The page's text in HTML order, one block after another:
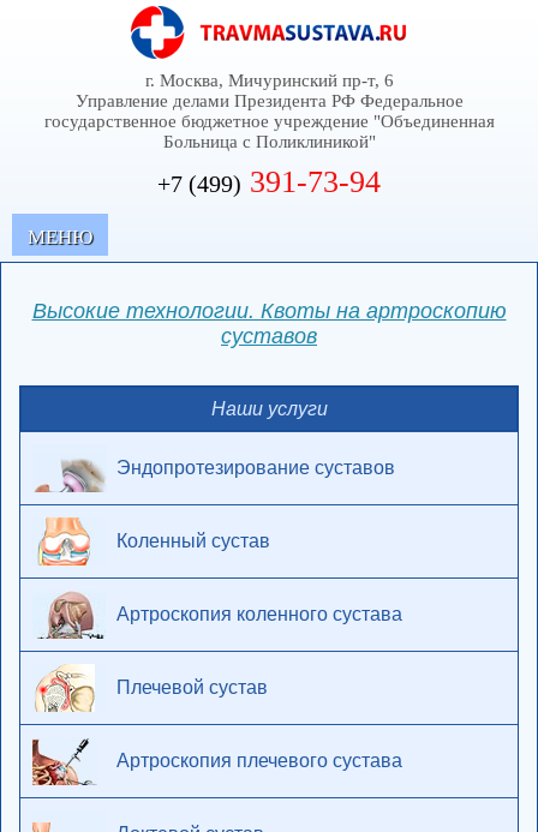
г. Москва, Мичуринский пр-т, 6
Управление делами Президента РФ Федеральное
государственное бюджетное учреждение "Объединенная
Больница с Поликлиникой"
+7 (499) 391-73-94
MЕНЮ
Высокие технологии. Квоты на артроскопию
суставов
Наши услуги
Эндопротезирование суставов
Коленный сустав
Артроскопия коленного сустава
Плечевой сустав
Артроскопия плечевого сустава